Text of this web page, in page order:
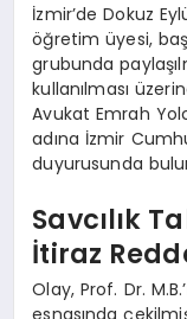
İzmir’de Dokuz
öğretim üyesi,
grubunda
kullanılması
Avukat Emrah
adına İzmir
duyurusunda
Savcılık
İtiraz
Olay, Prof. Dr.
esnasında